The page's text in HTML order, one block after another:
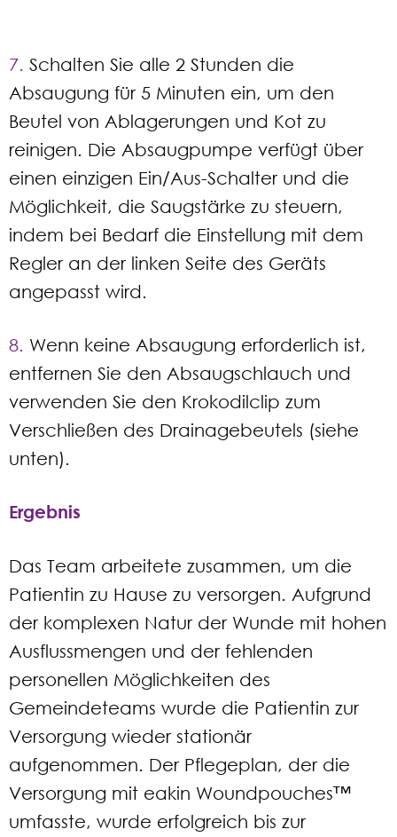
7. Schalten Sie alle 2 Stunden die
Absaugung für 5 Minuten ein, um den
Beutel von Ablagerungen und Kot zu
reinigen. Die Absaugpumpe verfügt über
einen einzigen Ein/Aus-Schalter und die
Möglichkeit, die Saugstärke zu steuern,
indem bei Bedarf die Einstellung mit dem
Regler an der linken Seite des Geräts
angepasst wird.
8. Wenn keine Absaugung erforderlich ist,
entfernen Sie den Absaugschlauch und
verwenden Sie den Krokodilclip zum
Verschließen des Drainagebeutels (siehe
unten).
Ergebnis
Das Team arbeitete zusammen, um die
Patientin zu Hause zu versorgen. Aufgrund
der komplexen Natur der Wunde mit hohen
Ausflussmengen und der fehlenden
personellen Möglichkeiten des
Gemeindeteams wurde die Patientin zur
Versorgung wieder stationär
aufgenommen. Der Pflegeplan, der die
Versorgung mit eakin Woundpouches™
umfasste, wurde erfolgreich bis zur